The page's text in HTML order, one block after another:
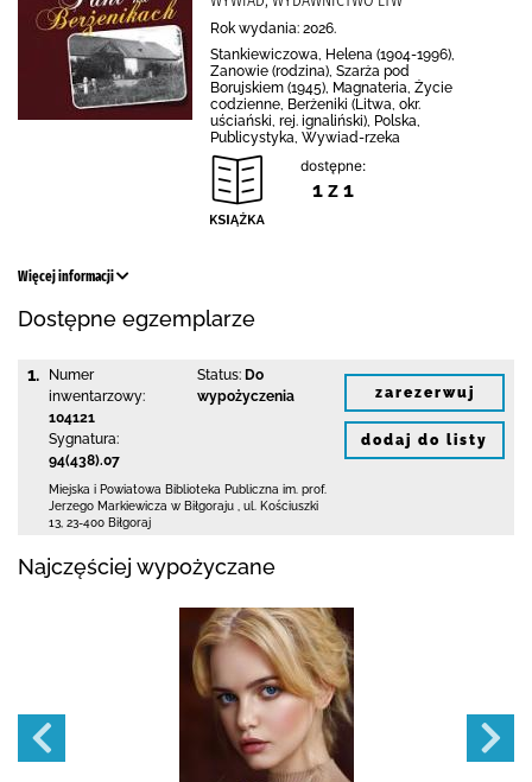
Rok wydania: 2026.
Stankiewiczowa, Helena (1904-1996),
Zanowie (rodzina), Szarża pod
Borujskiem (1945), Magnateria, Życie
codzienne, Berżeniki (Litwa, okr.
uściański, rej. ignaliński), Polska,
Publicystyka, Wywiad-rzeka
dostępne:
1 z 1
Więcej informacji
Dostępne egzemplarze
1.
Numer
inwentarzowy:
104121
Sygnatura:
94(438).07
Status: Do
wypożyczenia
Miejska i Powiatowa Biblioteka Publiczna im. prof.
Jerzego Markiewicza w Biłgoraju
ul. Kościuszki
13 23-400 Biłgoraj
zarezerwuj
dodaj do listy
Najczęściej wypożyczane